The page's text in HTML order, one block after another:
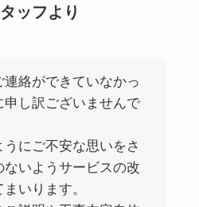
ッフより
連絡ができていなかっ
申し訳ございませんで
うにご不安な思いをさ
ないようサービスの改
いります。